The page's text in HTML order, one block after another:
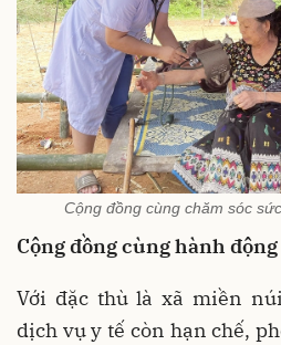
Cộng đồng cùng chăm sóc
Cộng đồng cùng hành
Với đặc thù là xã miền
dịch vụ y tế còn hạn chế,